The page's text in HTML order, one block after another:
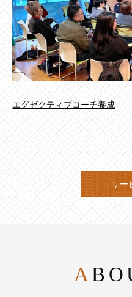
エグゼクティブコーチ養成
サー